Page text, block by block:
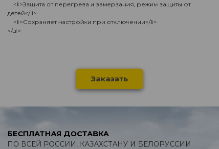
<li>Защита от перегрева и замерзания, режим защиты от
детей</li>
<li>Сохраняет настройки при отключении</li>
</ul>
Заказать
БЕСПЛАТНАЯ ДОСТАВКА
ПО ВСЕЙ РОССИИ, КАЗАХСТАНУ И БЕЛОРУССИИ